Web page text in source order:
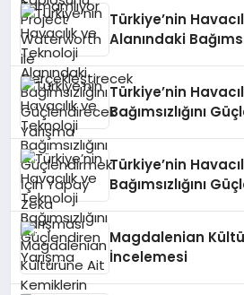
Türkiye’nin
Alanındaki
Türkiye’nin
Bağımsızlığını
Türkiye’nin
Bağımsızlığını
Magdalenian
İncelemesi